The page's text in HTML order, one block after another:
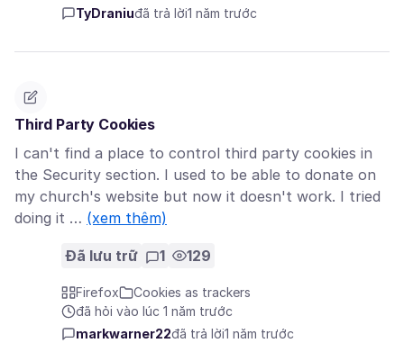
TyDraniuđã trả lời1 năm trước
Third Party Cookies
I can't find a place to control third party cookies in
the Security section. I used to be able to donate on
my church's website but now it doesn't work. I tried
doing it … (xem thêm)
Đã lưu trữ 1 129
Firefox
Cookies as trackers
đã hỏi vào lúc 1 năm trước
markwarner22đã trả lời1 năm trước